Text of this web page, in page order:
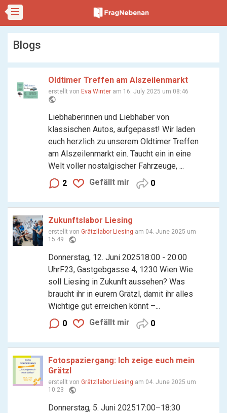
Blogs
Oldtimer Treffen am Alszeilenmarkt
erstellt von Eva Winter am 16. July 2025 um 08:46
public
Liebhaberinnen und Liebhaber von
klassischen Autos, aufgepasst! Wir laden
euch herzlich zu unserem Oldtimer Treffen
am Alszeilenmarkt ein. Taucht ein in eine
Welt voller nostalgischer Fahrzeuge, ...
2
Gefällt mir 0
Zukunftslabor Liesing
erstellt von Grätzllabor Liesing am 04. June 2025 um
15:49 public
Donnerstag, 12. Juni 202518:00 - 20:00
UhrF23, Gastgebgasse 4, 1230 Wien Wie
soll Liesing in Zukunft aussehen? Was
braucht ihr in eurem Grätzl, damit ihr alles
Wichtige gut erreichen könnt –...
0
Gefällt mir 0
Fotospaziergang: Ich zeige euch mein
Grätzl
erstellt von Grätzllabor Liesing am 04. June 2025 um
10:23 public
Donnerstag, 5. Juni 202517:00–18:30